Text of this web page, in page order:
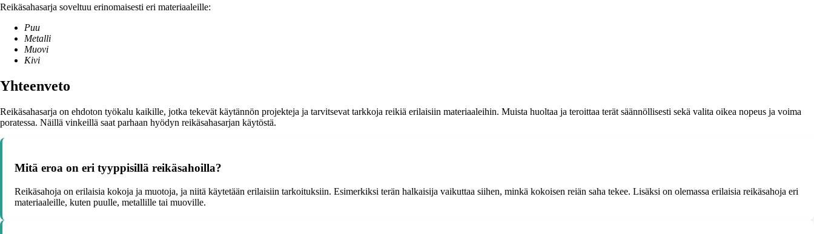
Reikäsahasarja soveltuu erinomaisesti eri materiaaleille:
Puu
Metalli
Muovi
Kivi
Yhteenveto
Reikäsahasarja on ehdoton työkalu kaikille, jotka tekevät käytännön projekteja ja tarvitsevat tarkkoja reikiä erilaisiin materiaaleihin. Muista huoltaa ja teroittaa terät säännöllisesti sekä valita oikea nopeus ja voima
poratessa. Näillä vinkeillä saat parhaan hyödyn reikäsahasarjan käytöstä.
Mitä eroa on eri tyyppisillä reikäsahoilla?
Reikäsahoja on erilaisia kokoja ja muotoja, ja niitä käytetään erilaisiin tarkoituksiin. Esimerkiksi terän halkaisija vaikuttaa siihen, minkä kokoisen reiän saha tekee. Lisäksi on olemassa erilaisia reikäsahoja eri
materiaaleille, kuten puulle, metallille tai muoville.